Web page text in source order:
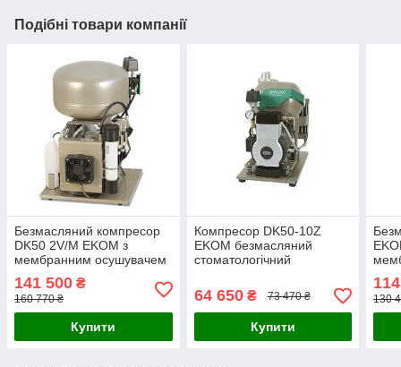
Подібні товари компанії
Безмасляний компресор
DK50 2V/M EKOM з
мембранним осушувачем
(Словаччина)
141 500 ₴
160 770 ₴
Купити
Компресор DK50-10Z
EKOM безмасляний
стоматологічний
64 650₴ 73 470 ₴
Купити
130